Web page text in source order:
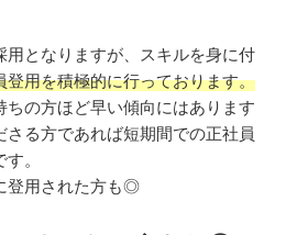
となりますが、スキルを身に付
登用を積極的に行っております。
の方ほど早い傾向にはあります
る方であれば短期間での正社員
。
登用された方も◎